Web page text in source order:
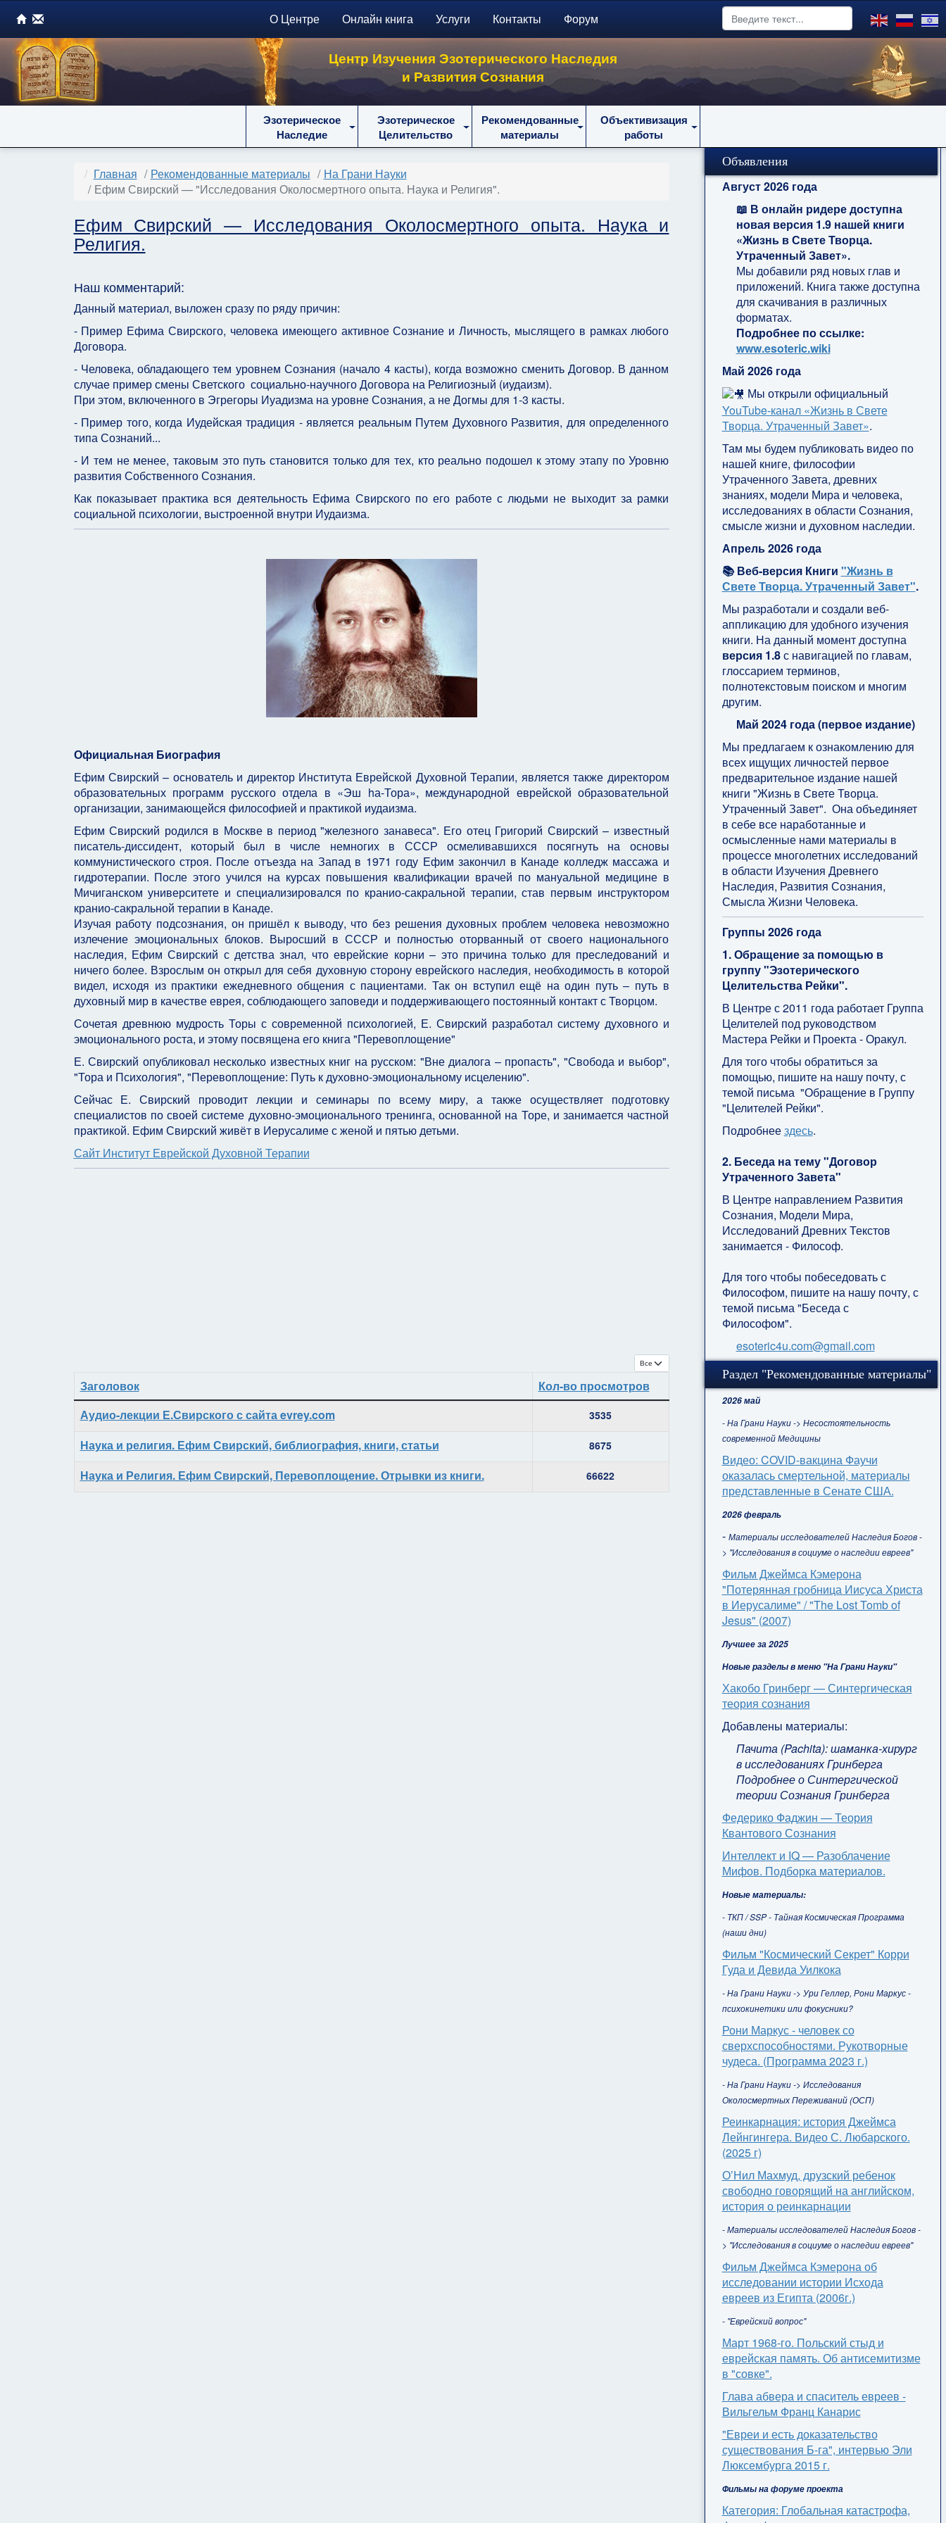
О Центре Онлайн книга Услуги Контакты Форум
Центр Изучения Эзотерического Наследия
и Развития Сознания
Эзотерическое
Наследие
Эзотерическое
Целительство
Рекомендованные
материалы
Объективизация
работы
Главная Рекомендованные материалы
На Грани Науки
Ефим Свирский — "Исследования Околосмертного опыта. Наука и Религия".
Ефим Свирский — Исследования Околосмертного опыта. Наука и
Религия.
Наш комментарий:
Данный материал, выложен сразу по ряду причин:
- Пример Ефима Свирского, человека имеющего активное Сознание и Личность, мыслящего в рамках любого
Договора.
- Человека, обладающего тем уровнем Сознания (начало 4 касты), когда возможно сменить Договор. В данном
случае пример смены Светского социально-научного Договора на Религиозный (иудаизм).
При этом, включенного в Эгрегоры Иуадизма на уровне Сознания, а не Догмы для 1-3 касты.
- Пример того, когда Иудейская традиция - является реальным Путем Духовного Развития, для определенного
типа Сознаний...
- И тем не менее, таковым это путь становится только для тех, кто реально подошел к этому этапу по Уровню
развития Собственного Сознания.
Как показывает практика вся деятельность Ефима Свирского по его работе с людьми не выходит за рамки
социальной психологии, выстроенной внутри Иудаизма.
Официальная Биография
Ефим Свирский – основатель и директор Института Еврейской Духовной Терапии, является также директором
образовательных программ русского отдела в «Эш hа-Тора», международной еврейской образовательной
организации, занимающейся философией и практикой иудаизма.
Ефим Свирский родился в Москве в период "железного занавеса". Его отец Григорий Свирский – известный
писатель-диссидент, который был в числе немногих в СССР осмеливавшихся посягнуть на основы
коммунистического строя. После отъезда на Запад в 1971 году Ефим закончил в Канаде колледж массажа и
гидротерапии. После этого учился на курсах повышения квалификации врачей по мануальной медицине в
Мичиганском университете и специализировался по кранио-сакральной терапии, став первым инструктором
кранио-сакральной терапии в Канаде.
Изучая работу подсознания, он пришёл к выводу, что без решения духовных проблем человека невозможно
излечение эмоциональных блоков. Выросший в СССР и полностью оторванный от своего национального
наследия, Ефим Свирский с детства знал, что еврейские корни – это причина только для преследований и
ничего более. Взрослым он открыл для себя духовную сторону еврейского наследия, необходимость в которой
видел, исходя из практики ежедневного общения с пациентами. Так он вступил ещё на один путь – путь в
духовный мир в качестве еврея, соблюдающего заповеди и поддерживающего постоянный контакт с Творцом.
Сочетая древнюю мудрость Торы с современной психологией, Е. Свирский разработал систему духовного и
эмоционального роста, и этому посвящена его книга "Перевоплощение"
Е. Свирский опубликовал несколько известных книг на русском: "Вне диалога – пропасть", "Свобода и выбор",
"Тора и Психология", "Перевоплощение: Путь к духовно-эмоциональному исцелению".
Сейчас Е. Свирский проводит лекции и семинары по всему миру, а также осуществляет подготовку
специалистов по своей системе духовно-эмоционального тренинга, основанной на Торе, и занимается частной
практикой. Ефим Свирский живёт в Иерусалиме с женой и пятью детьми.
Сайт Институт Еврейской Духовной Терапии
Кол-во строк:
Материалы
Заголовок
Кол-во просмотров
Аудио-лекции Е.Свирского с сайта evrey.com
3535
Наука и религия. Ефим Свирский, библиография, книги, статьи 8675
Наука и Религия. Ефим Свирский, Перевоплощение. Отрывки из книги. 66622
Объявления
Август 2026 года
📖 В онлайн ридере доступна
новая версия 1.9 нашей книги
«Жизнь в Свете Творца.
Утраченный Завет».
Мы добавили ряд новых глав и
приложений. Книга также доступна
для скачивания в различных
форматах.
Подробнее по ссылке:
www.esoteric.wiki
Май 2026 года
Мы открыли официальный
YouTube‑канал «Жизнь в Свете
Творца. Утраченный Завет».
Там мы будем публиковать видео по
нашей книге, философии
Утраченного Завета, древних
знаниях, модели Мира и человека,
исследованиях в области Сознания,
смысле жизни и духовном наследии.
Апрель 2026 года
📚 Веб-версия Книги "Жизнь в
Свете Творца. Утраченный Завет".
Мы разработали и создали веб-
аппликацию для удобного изучения
книги. На данный момент доступна
версия 1.8с навигацией по главам,
глоссарием терминов,
полнотекстовым поиском и многим
другим.
Май 2024 года (первое издание)
Мы предлагаем к ознакомлению для
всех ищущих личностей первое
предварительное издание нашей
книги "Жизнь в Свете Творца.
Утраченный Завет". Она объединяет
в себе все наработанные и
осмысленные нами материалы в
процессе многолетних исследований
в области Изучения Древнего
Наследия, Развития Сознания,
Смысла Жизни Человека.
Группы 2026 года
1. Обращение за помощью в
группу "Эзотерического
Целительства Рейки".
В Центре с 2011 года работает Группа
Целителей под руководством
Мастера Рейки и Проекта - Оракул.
Для того чтобы обратиться за
помощью, пишите на нашу почту, с
темой письма "Обращение в Группу
"Целителей Рейки".
Подробнеездесь.
2. Беседа на тему "Договор
Утраченного Завета"
В Центре направлением Развития
Сознания, Модели Мира,
Исследований Древних Текстов
занимается - Философ.
Для того чтобы побеседовать с
Философом, пишите на нашу почту, с
темой письма "Беседа с
Философом".
esoteric4u.com@gmail.com
Раздел "Рекомендованные материалы"
2026 май
- На Грани Науки -> Несостоятельность
современной Медицины
Видео: COVID-вакцина Фаучи
оказалась смертельной, материалы
представленные в Сенате США.
2026 февраль
- Материалы исследователей Наследия Богов -
> "Исследования в социуме о наследии евреев"
Фильм Джеймса Кэмерона
"Потерянная гробница Иисуса Христа
в Иерусалиме" / "The Lost Tomb of
Jesus" (2007)
Лучшее за 2025
Новые разделы в меню "На Грани Науки"
Хакобо Гринберг — Синтергическая
теория сознания
Добавлены материалы:
Пачита (Pachita): шаманка-хирург
в исследованиях Гринберга
Подробнее о Синтергической
теории Сознания Гринберга
Федерико Фаджин — Теория
Квантового Сознания
Интеллект и IQ — Разоблачение
Мифов. Подборка материалов.
Новые материалы:
- ТКП / SSP - Тайная Космическая Программа
(наши дни)
Фильм "Космический Секрет" Корри
Гуда и Девида Уилкока
- На Грани Науки -> Ури Геллер, Рони Маркус -
психокинетики или фокусники?
Рони Маркус - человек со
сверхспособностями. Рукотворные
чудеса. (Программа 2023 г.)
- На Грани Науки -> Исследования
Околосмертных Переживаний (ОСП)
Реинкарнация: история Джеймса
Лейнгингера. Видео С. Любарского.
(2025 г)
О’Нил Махмуд, друзский ребенок
свободно говорящий на английском,
история о реинкарнации
- Материалы исследователей Наследия Богов -
> "Исследования в социуме о наследии евреев"
Фильм Джеймса Кэмерона об
исследовании истории Исхода
евреев из Египта (2006г.)
- "Еврейский вопрос"
Март 1968-го. Польский стыд и
еврейская память. Об антисемитизме
в "совке".
Глава абвера и спаситель евреев -
Вильгельм Франц Канарис
"Евреи и есть доказательство
существования Б-га", интервью Эли
Люксембурга 2015 г.
Фильмы на форуме проекта
Категория: Глобальная катастрофа,